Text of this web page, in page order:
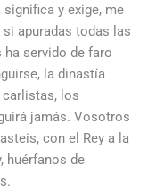
y exige, me
apuradas todas las
servido de faro
la dinastía
los
jamás. Vosotros
con el Rey a la
huérfanos de